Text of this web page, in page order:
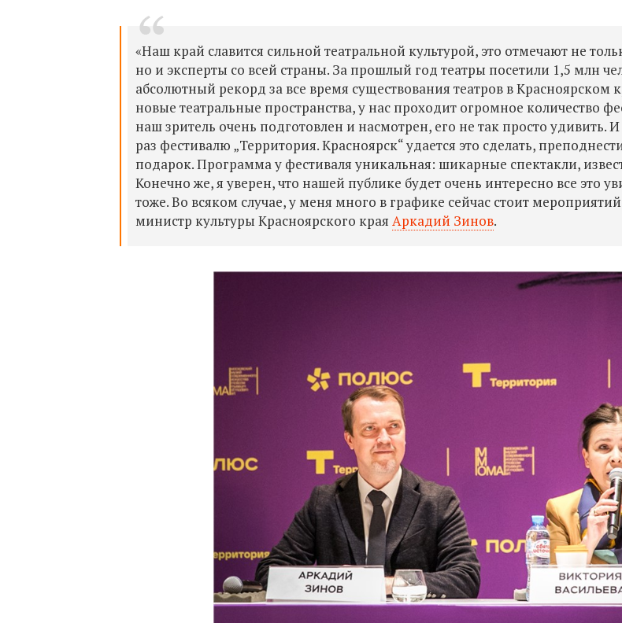
«Наш край славится сильной театральной культурой, это отмечают не
но и эксперты со всей страны. За прошлый год театры посетили 1,5 млн
абсолютный рекорд за все время существования театров в
новые театральные пространства, у нас проходит огромное количество
наш зритель очень подготовлен и насмотрен, его не так просто удивить.
раз фестивалю „Территория. Красноярск“ удается это сделать,
подарок. Программа у фестиваля уникальная: шикарные спектакли,
Конечно же, я уверен, что нашей публике будет очень интересно все это
тоже. Во всяком случае, у меня много в графике сейчас стоит
министр культуры Красноярского краяАркадий Зинов.